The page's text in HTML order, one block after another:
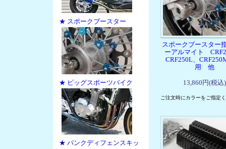
★ スポークブースター
★ ビッグスポーツバイク
★ パンクディフェンスキッ
スポークブースター
ーアルマイト
CRF250L、
用 他
13,860円(税込)
ご注文時にカラーをご指定